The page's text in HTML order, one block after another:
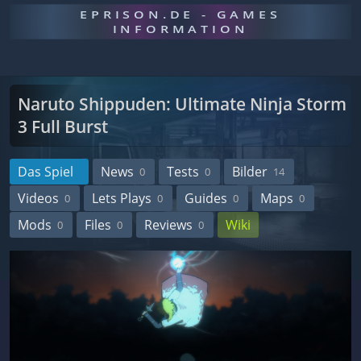
EPRISON.DE - GAMES
INFORMATION
Naruto Shippuden: Ultimate Ninja Storm
3 Full Burst
Das Spiel News 0 Tests 0 Bilder 14
Videos 0 Lets Plays 0 Guides 0 Maps 0
Mods 0 Files 0 Reviews 0 Wiki